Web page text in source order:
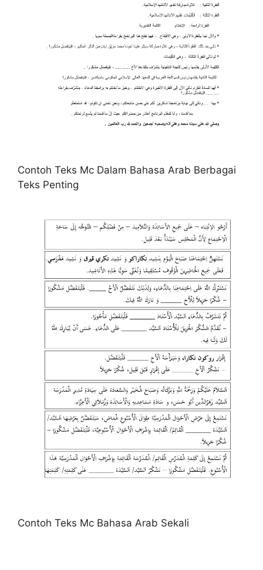
Contoh Teks Mc Dalam Bahasa Arab Berbagai
Teks Penting
Contoh Teks Mc Bahasa Arab Sekali